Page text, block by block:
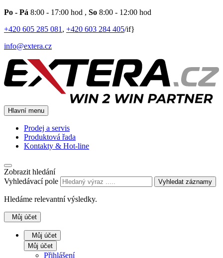
Po - Pá 8:00 - 17:00 hod , So 8:00 - 12:00 hod
+420 605 285 081 , +420 603 284 405/if}
info@extera.cz
Hlavní menu
Prodej a servis
Produktová řada
Kontakty & Hot-line
Zobrazit hledání
Vyhledávací pole
Vyhledat záznamy
Hledáme relevantní výsledky.
Můj účet
Můj účet
Můj účet
Přihlášení